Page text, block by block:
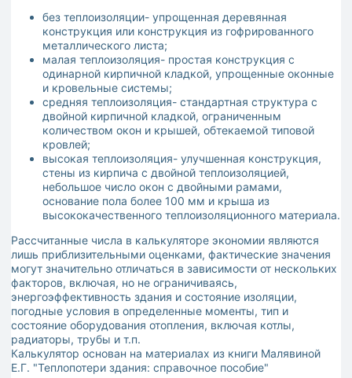
без теплоизоляции- упрощенная деревянная
конструкция или конструкция из гофрированного
металлического листа;
малая теплоизоляция- простая конструкция с
одинарной кирпичной кладкой, упрощенные оконные
и кровельные системы;
средняя теплоизоляция- стандартная структура с
двойной кирпичной кладкой, ограниченным
количеством окон и крышей, обтекаемой типовой
кровлей;
высокая теплоизоляция- улучшенная конструкция,
стены из кирпича с двойной теплоизоляцией,
небольшое число окон с двойными рамами,
основание пола более 100 мм и крыша из
высококачественного теплоизоляционного материала.
Рассчитанные числа в калькуляторе экономии являются
лишь приблизительными оценками, фактические значения
могут значительно отличаться в зависимости от нескольких
факторов, включая, но не ограничиваясь,
энергоэффективность здания и состояние изоляции,
погодные условия в определенные моменты, тип и
состояние оборудования отопления, включая котлы,
радиаторы, трубы и т.п.
Калькулятор основан на материалах из книги Малявиной
Е.Г. "Теплопотери здания: справочное пособие"